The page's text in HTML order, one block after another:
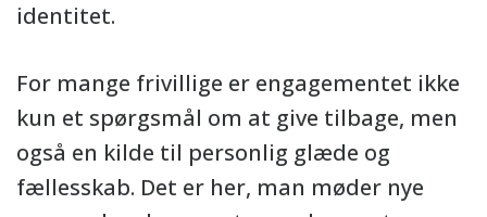
identitet.
For mange frivillige er engagementet ikke
kun et spørgsmål om at give tilbage, men
også en kilde til personlig glæde og
fællesskab. Det er her, man møder nye